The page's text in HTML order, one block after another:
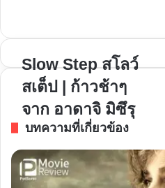
Slow
Step
ส
โลว์
ส
เต็ป
|
ก้าว
Slow Step สโลว์
สเต็ป | ก้าวช้าๆ
จาก อาดาจิ มิซึรุ
บทความที่เกี่ยวข้อง